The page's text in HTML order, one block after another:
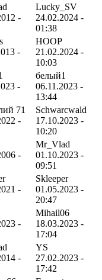
-
Lucky_SV
24.02.2024 -
01:38
-
HOOP
21.02.2024 -
10:03
-
белый1
06.11.2023 -
13:44
71
-
Schwarcwald
17.10.2023 -
10:20
-
Mr_Vlad
01.10.2023 -
09:51
-
Skleeper
01.05.2023 -
20:47
-
Mihail06
18.03.2023 -
17:04
-
YS
27.02.2023 -
17:42